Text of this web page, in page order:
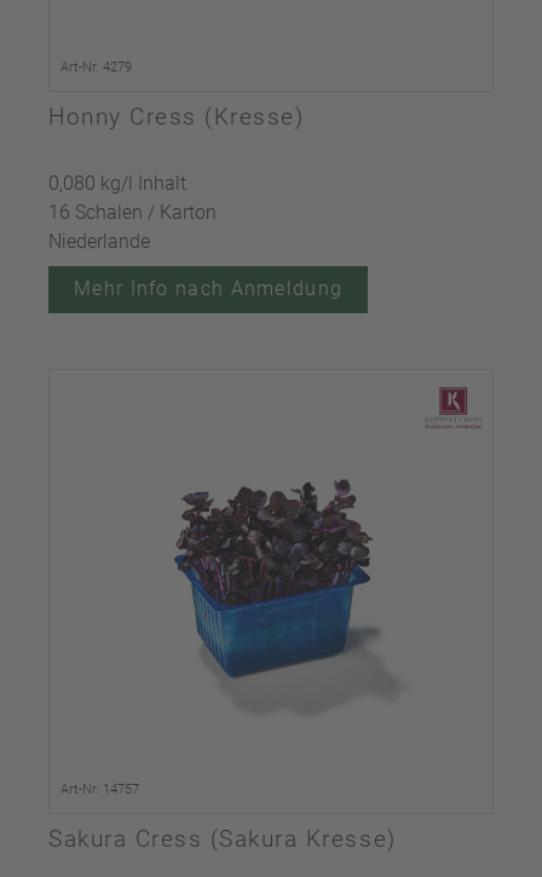
Art-Nr. 4279
Honny Cress (Kresse)
0,080 kg/l Inhalt
16 Schalen / Karton
Niederlande
Mehr Info nach Anmeldung
Art-Nr. 14757
Sakura Cress (Sakura Kresse)